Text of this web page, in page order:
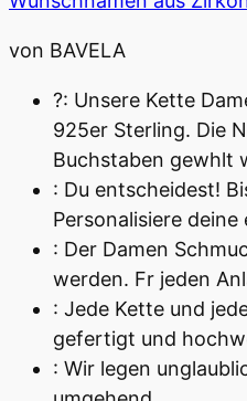
von BAVELA
?: Unsere Kette
925er Sterling. Die
Buchstaben gewhlt
: Du entscheidest!
Personalisiere
: Der Damen
werden. Fr jeden
: Jede Kette und
gefertigt und
: Wir legen